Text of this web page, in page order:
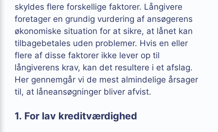
skyldes flere forskellige faktorer. Långivere
foretager en grundig vurdering af ansøgerens
økonomiske situation for at sikre, at lånet kan
tilbagebetales uden problemer. Hvis en eller
flere af disse faktorer ikke lever op til
långiverens krav, kan det resultere i et afslag.
Her gennemgår vi de mest almindelige årsager
til, at låneansøgninger bliver afvist.
1. For lav kreditværdighed